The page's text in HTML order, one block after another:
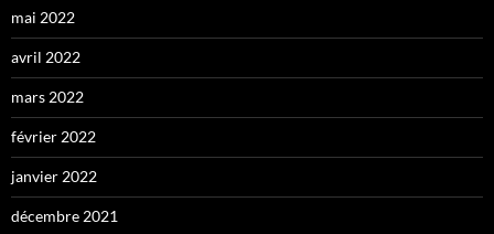
mai 2022
avril 2022
mars 2022
février 2022
janvier 2022
décembre 2021